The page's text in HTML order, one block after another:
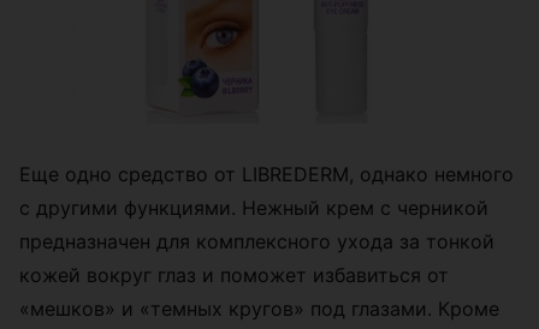
Еще одно средство от LIBREDERM, однако немного
с другими функциями. Нежный крем с черникой
предназначен для комплексного ухода за тонкой
кожей вокруг глаз и поможет избавиться от
«мешков» и «темных кругов» под глазами. Кроме